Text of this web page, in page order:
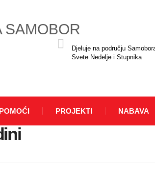
Djeluje na području
Svete Nedelje i Stupnika
PROJEKTI NABAVA